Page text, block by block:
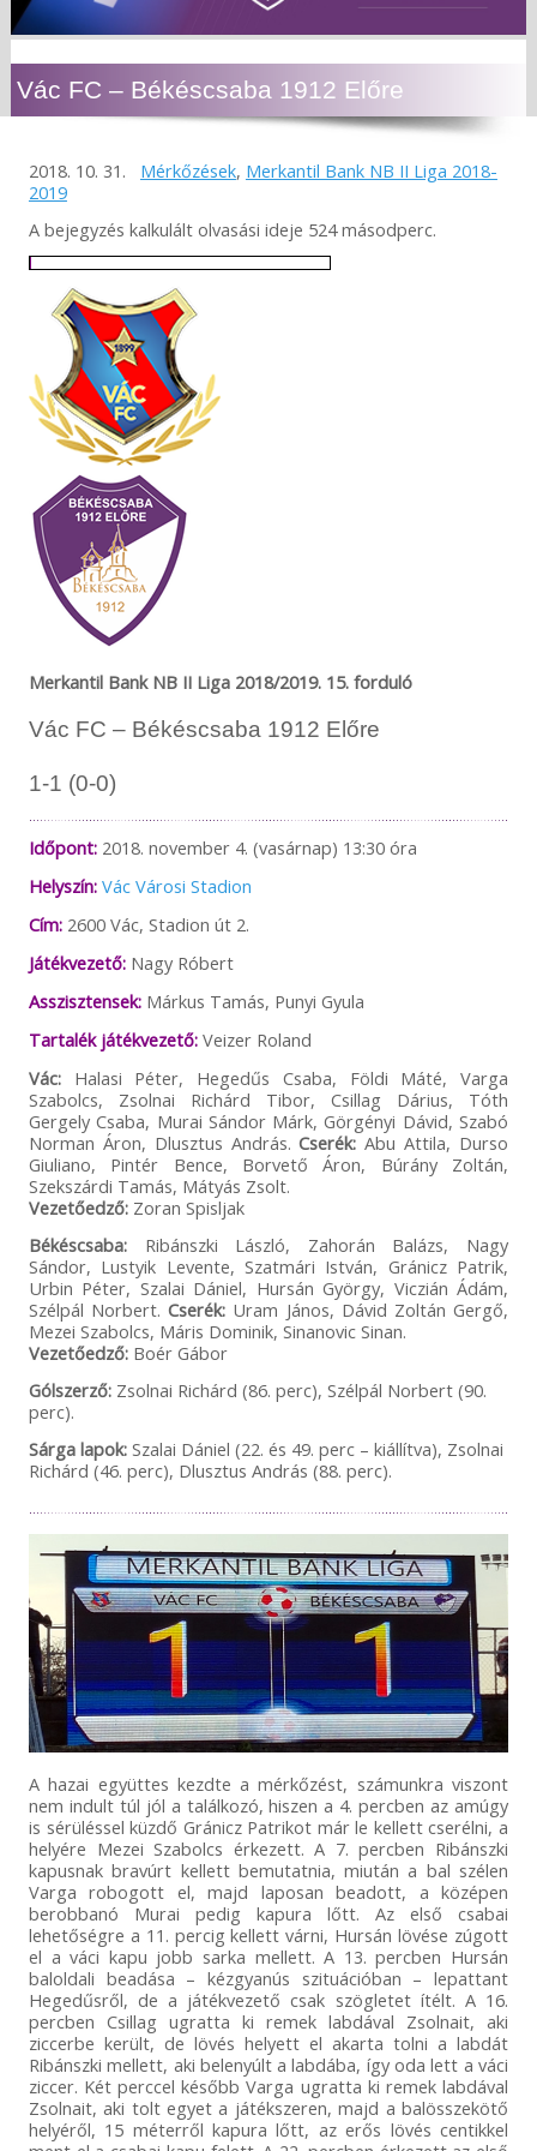
Vác FC – Békéscsaba 1912 Előre
2018. 10. 31. Mérkőzések, Merkantil Bank NB II Liga 2018-
2019
A bejegyzés kalkulált olvasási ideje 524 másodperc.
Merkantil Bank NB II Liga 2018/2019. 15. forduló
Vác FC – Békéscsaba 1912 Előre
1-1 (0-0)
Időpont:2018. november 4. (vasárnap) 13:30 óra
Helyszín: Vác Városi Stadion
Cím:2600 Vác, Stadion út 2.
Játékvezető:Nagy Róbert
Asszisztensek:Márkus Tamás, Punyi Gyula
Tartalék játékvezető: Veizer Roland
Vác:Halasi Péter, Hegedűs Csaba, Földi Máté, Varga
Szabolcs, Zsolnai Richárd Tibor, Csillag Dárius, Tóth
Gergely Csaba, Murai Sándor Márk, Görgényi Dávid, Szabó
Norman Áron, Dlusztus András.Cserék: Abu Attila, Durso
Giuliano, Pintér Bence, Borvető Áron, Búrány Zoltán,
Szekszárdi Tamás, Mátyás Zsolt.
Vezetőedző:Zoran Spisljak
Békéscsaba:Ribánszki László, Zahorán Balázs, Nagy
Sándor, Lustyik Levente, Szatmári István, Gránicz Patrik,
Urbin Péter, Szalai Dániel, Hursán György, Viczián Ádám,
Szélpál Norbert.Cserék: Uram János, Dávid Zoltán Gergő,
Mezei Szabolcs, Máris Dominik, Sinanovic Sinan.
Vezetőedző:Boér Gábor
Gólszerző:Zsolnai Richárd (86. perc), Szélpál Norbert (90.
perc).
Sárga lapok:Szalai Dániel (22. és 49. perc – kiállítva), Zsolnai
Richárd (46. perc), Dlusztus András (88. perc).
A hazai együttes kezdte a mérkőzést, számunkra viszont
nem indult túl jól a találkozó, hiszen a 4. percben az amúgy
is sérüléssel küzdő Gránicz Patrikot már le kellett cserélni, a
helyére Mezei Szabolcs érkezett. A 7. percben Ribánszki
kapusnak bravúrt kellett bemutatnia, miután a bal szélen
Varga robogott el, majd laposan beadott, a középen
berobbanó Murai pedig kapura lőtt. Az első csabai
lehetőségre a 11. percig kellett várni, Hursán lövése zúgott
el a váci kapu jobb sarka mellett. A 13. percben Hursán
baloldali beadása – kézgyanús szituációban – lepattant
Hegedűsről, de a játékvezető csak szögletet ítélt. A 16.
percben Csillag ugratta ki remek labdával Zsolnait, aki
ziccerbe került, de lövés helyett el akarta tolni a labdát
Ribánszki mellett, aki belenyúlt a labdába, így oda lett a váci
ziccer. Két perccel később Varga ugratta ki remek labdával
Zsolnait, aki tolt egyet a játékszeren, majd a balösszekötő
helyéről, 15 méterről kapura lőtt, az erős lövés centikkel